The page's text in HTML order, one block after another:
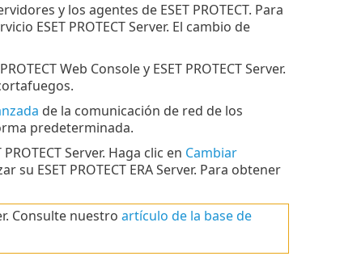
y los agentes de ESET PROTECT. Para
ESET PROTECT Server. El cambio de
Web Console y ESET PROTECT Server.
de la comunicación de red de los
predeterminada.
Server. Haga clic en Cambiar
su ESET PROTECT ERA Server. Para obtener
Consulte nuestro artículo de la base de